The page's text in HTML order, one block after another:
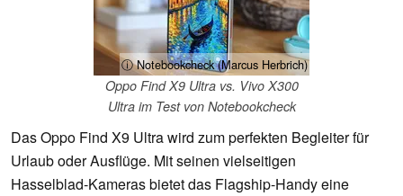
ⓘ Notebookcheck (Marcus Herbrich)
Oppo Find X9 Ultra vs. Vivo X300
Ultra im Test von Notebookcheck
Das Oppo Find X9 Ultra wird zum perfekten Begleiter für
Urlaub oder Ausflüge. Mit seinen vielseitigen
Hasselblad‑Kameras bietet das Flagship-Handy eine